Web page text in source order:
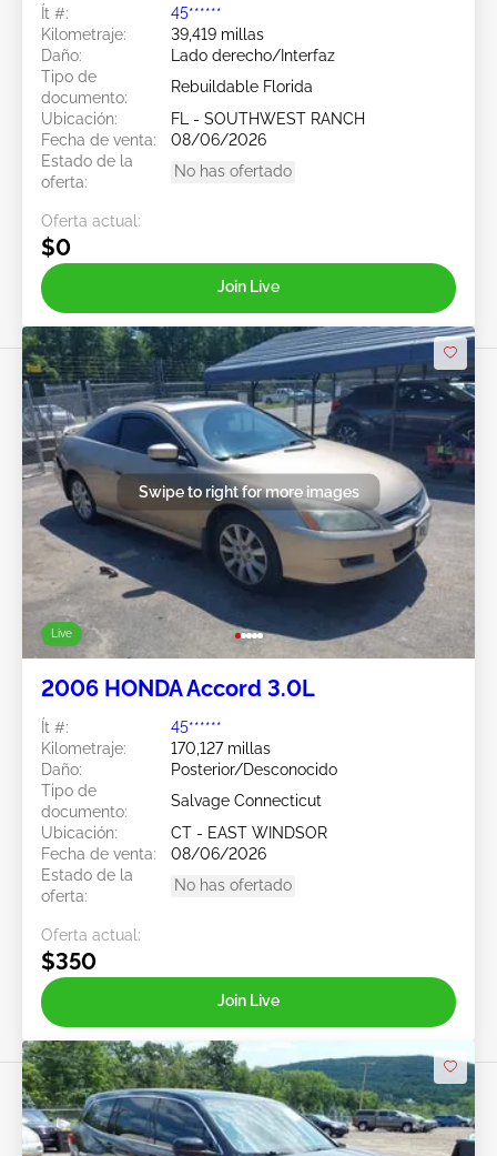
Ít #:
45******
Kilometraje:
39,419 millas
Daño:
Lado derecho/Interfaz
Tipo de
documento:
Rebuildable Florida
Ubicación:
FL - SOUTHWEST RANCH
Fecha de venta:
08/06/2026
Estado de la
oferta:
No has ofertado
Oferta actual:
$0
Join Live
Live
Swipe to right for more images
2006 HONDA Accord 3.0L
Ít #:
45******
Kilometraje:
170,127 millas
Daño:
Posterior/Desconocido
Tipo de
documento:
Salvage Connecticut
Ubicación:
CT - EAST WINDSOR
Fecha de venta:
08/06/2026
Estado de la
oferta:
No has ofertado
Oferta actual:
$350
Join Live